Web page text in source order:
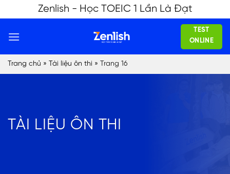
to
content
Zenlish - Học TOEIC 1 Lần Là Đạt
TEST
ONLINE
Trang chủ » Tài liệu ôn thi » Trang 16
TÀI LIỆU ÔN THI